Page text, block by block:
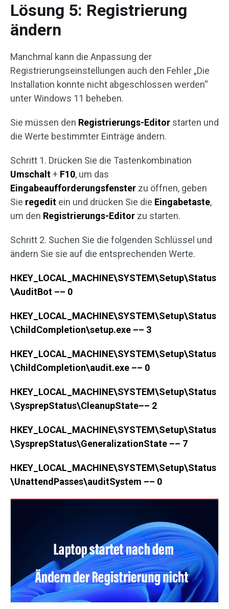
Lösung 5: Registrierung
ändern
Manchmal kann die Anpassung der
Registrierungseinstellungen auch den Fehler „Die
Installation konnte nicht abgeschlossen werden“
unter Windows 11 beheben.
Sie müssen den Registrierungs-Editor starten und
die Werte bestimmter Einträge ändern.
Schritt 1. Drücken Sie die Tastenkombination
Umschalt+ F10, um das
Eingabeaufforderungsfenster zu öffnen, geben
Sie regedit ein und drücken Sie die Eingabetaste,
um den Registrierungs-Editor zu starten.
Schritt 2. Suchen Sie die folgenden Schlüssel und
ändern Sie sie auf die entsprechenden Werte.
HKEY_LOCAL_MACHINE\SYSTEM\Setup\Status
\AuditBot –– 0
HKEY_LOCAL_MACHINE\SYSTEM\Setup\Status
\ChildCompletion\setup.exe –– 3
HKEY_LOCAL_MACHINE\SYSTEM\Setup\Status
\ChildCompletion\audit.exe –– 0
HKEY_LOCAL_MACHINE\SYSTEM\Setup\Status
\SysprepStatus\CleanupState–– 2
HKEY_LOCAL_MACHINE\SYSTEM\Setup\Status
\SysprepStatus\GeneralizationState –– 7
HKEY_LOCAL_MACHINE\SYSTEM\Setup\Status
\UnattendPasses\auditSystem –– 0